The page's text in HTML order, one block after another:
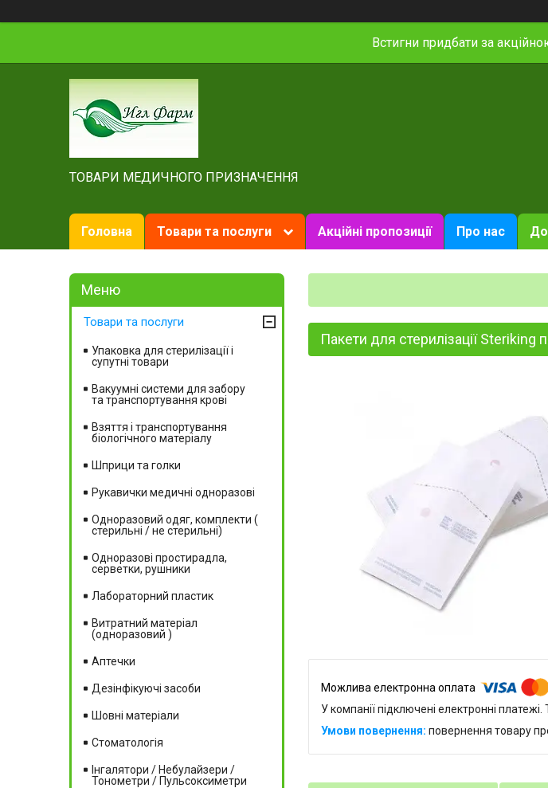
Встигни придбати за
ТОВАРИ МЕДИЧНОГО ПРИЗНАЧЕННЯ
Головна Товари та послуги Акційні пропозиції Про нас
Пакети для стерилізації
У компанії підключені електронні
повернення товару
Товари та послуги
Упаковка для стерилізації і
супутні товари
Вакуумні системи для забору
та транспортування крові
Взяття і транспортування
біологічного матеріалу
Шприци та голки
Рукавички медичні одноразові
Одноразовий одяг, комплекти (
стерильні / не стерильні)
Одноразові простирадла,
серветки, рушники
Лабораторний пластик
Витратний матеріал
(одноразовий )
Аптечки
Дезінфікуючі засоби
Шовні матеріали
Стоматологія
Інгалятори / Небулайзери /
Тонометри / Пульсоксиметри